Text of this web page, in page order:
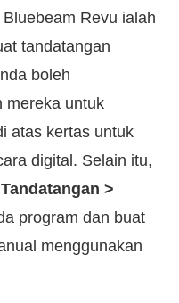
Revu ialah
tandatangan
boleh
mereka untuk
atas kertas untuk
digital. Selain itu,
>
program dan buat
menggunakan